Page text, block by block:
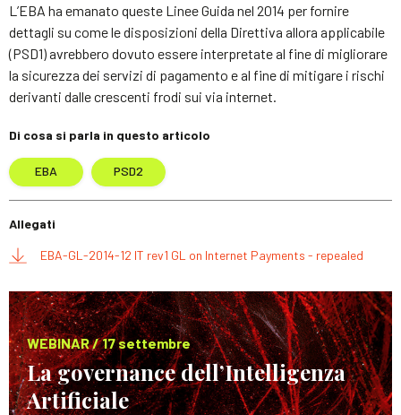
L’EBA ha emanato queste Linee Guida nel 2014 per fornire
dettagli su come le disposizioni della Direttiva allora applicabile
(PSD1) avrebbero dovuto essere interpretate al fine di migliorare
la sicurezza dei servizi di pagamento e al fine di mitigare i rischi
derivanti dalle crescenti frodi sui via internet.
Di cosa si parla in questo articolo
EBA PSD2
Allegati
EBA-GL-2014-12 IT rev1 GL on Internet Payments - repealed
WEBINAR / 17 settembre
La governance dell’Intelligenza
Artificiale